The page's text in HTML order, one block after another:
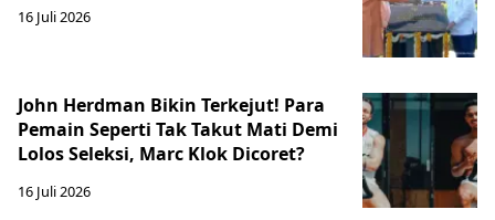
16 Juli 2026
John Herdman Bikin Terkejut! Para
Pemain Seperti Tak Takut Mati Demi
Lolos Seleksi, Marc Klok Dicoret?
16 Juli 2026